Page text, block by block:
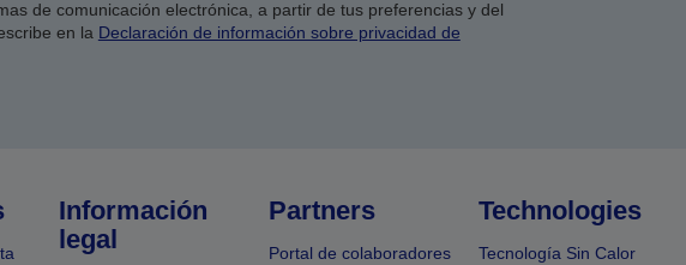
de comunicación electrónica, a partir de tus preferencias y del
en la Declaración de información sobre privacidad de
Información
legal
Partners
Portal de colaboradores
Technologies
Tecnología Sin Calor